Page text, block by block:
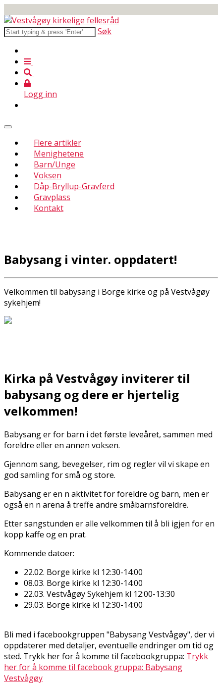
Søk
Logg inn
Flere artikler
Menighetene
Barn/Unge
Voksen
Dåp-Bryllup-Gravferd
Gravplass
Kontakt
Babysang i vinter. oppdatert!
Velkommen til babysang i Borge kirke og på Vestvågøy
sykehjem!
Kirka på Vestvågøy inviterer til
babysang og dere er hjertelig
velkommen!
Babysang er for barn i det første leveåret, sammen med
foreldre eller en annen voksen.
Gjennom sang, bevegelser, rim og regler vil vi skape en
god samling for små og store.
Babysang er en fin aktivitet for foreldre og barn, men er
også en fin arena å treffe andre småbarnsforeldre.
Etter sangstunden er alle velkommen til å bli igjen for en
kopp kaffe og en prat.
Kommende datoer:
22.02. Borge kirke kl 12:30-14:00
08.03. Borge kirke kl 12:30-14:00
22.03. Vestvågøy Sykehjem kl 12:00-13:30
29.03. Borge kirke kl 12:30-14:00
Bli med i facebookgruppen "Babysang Vestvågøy", der vi
oppdaterer med detaljer, eventuelle endringer om tid og
sted. Trykk her for å komme til facebookgruppa: Trykk
her for å komme til facebook gruppa: Babysang
Vestvågøy